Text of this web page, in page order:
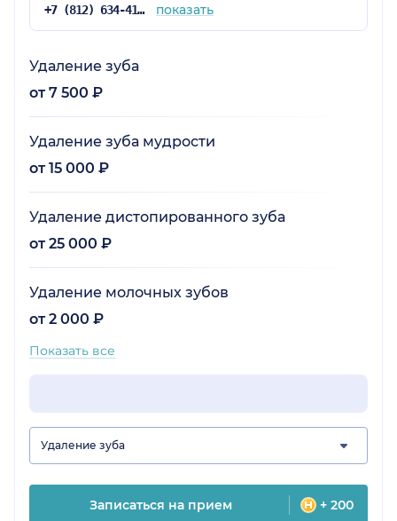
+7 (812) 634-41-16 показать
Удаление зуба
от 7 500 ₽
Удаление зуба мудрости
от 15 000 ₽
Удаление дистопированного зуба
от 25 000 ₽
Удаление молочных зубов
от 2 000 ₽
Показать все
Удаление зуба
Записаться на прием + 200